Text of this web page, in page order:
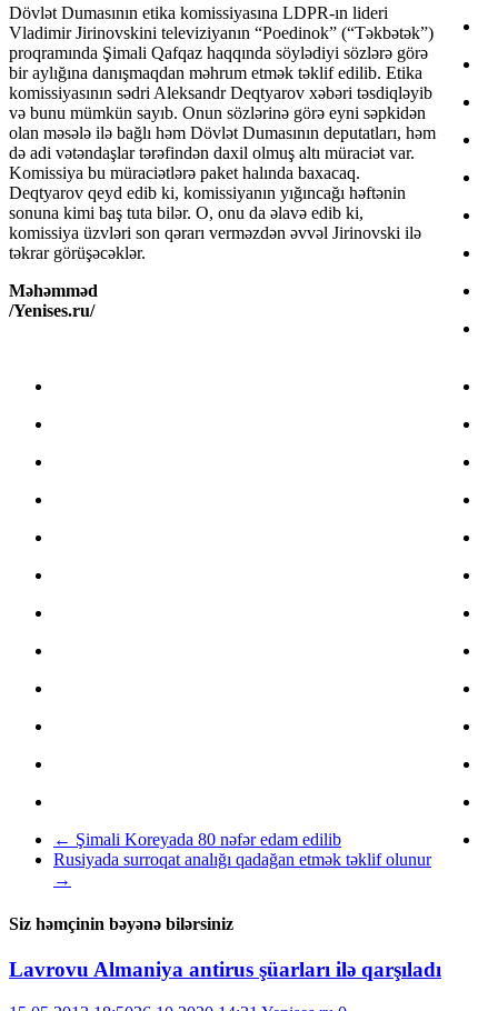
Dövlət Dumasının etika komissiyasına LDPR-ın lideri
Vladimir Jirinovskini televiziyanın “Poedinok” (“Təkbətək”)
proqramında Şimali Qafqaz haqqında söylədiyi sözlərə görə
bir aylığına danışmaqdan məhrum etmək təklif edilib. Etika
komissiyasının sədri Aleksandr Deqtyarov xəbəri təsdiqləyib
və bunu mümkün sayıb. Onun sözlərinə görə eyni səpkidən
olan məsələ ilə bağlı həm Dövlət Dumasının deputatları, həm
də adi vətəndaşlar tərəfindən daxil olmuş altı müraciət var.
Komissiya bu müraciətlərə paket halında baxacaq.
Deqtyarov qeyd edib ki, komissiyanın yığıncağı həftənin
sonuna kimi baş tuta bilər. O, onu da əlavə edib ki,
komissiya üzvləri son qərarı verməzdən əvvəl Jirinovski ilə
təkrar görüşəcəklər.
Məhəmməd
/Yenises.ru/
← Şimali Koreyada 80 nəfər edam edilib
Rusiyada surroqat analığı qadağan etmək təklif olunur
→
Siz həmçinin bəyənə bilərsiniz
Lavrovu Almaniya antirus şüarları ilə qarşıladı